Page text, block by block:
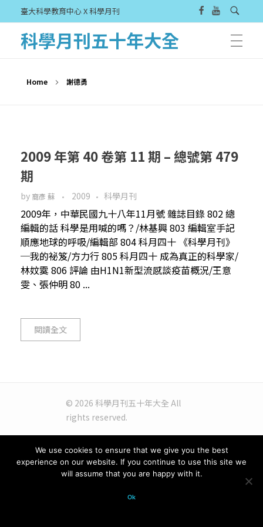
臺大科學教育中心 X 科學月刊
科學月刊五十年大全
Home 謝德勇
2009 年第 40 卷第 11 期 – 總號第 479
期
by 裔彥 蘇 2009 科學月刊
2009年，中華民國九十八年11月號 雜誌目錄 802 總
編輯的話 科學是用喊的嗎？/林基興 803 編輯室手記
順應地球的呼吸/編輯部 804 科月四十 《科學月刊》
─我的祕笈/方力行 805 科月四十 成為真正的科學家/
林妏霙 806 評論 由H1N1新型流感談疫苗概況/王意
雯、張仲明 80 ...
閱讀全文
© 2026 科學月刊五十年大全 All
rights reserved.
We use cookies to ensure that we give you the best
experience on our website. If you continue to use this site we
will assume that you are happy with it.
Ok